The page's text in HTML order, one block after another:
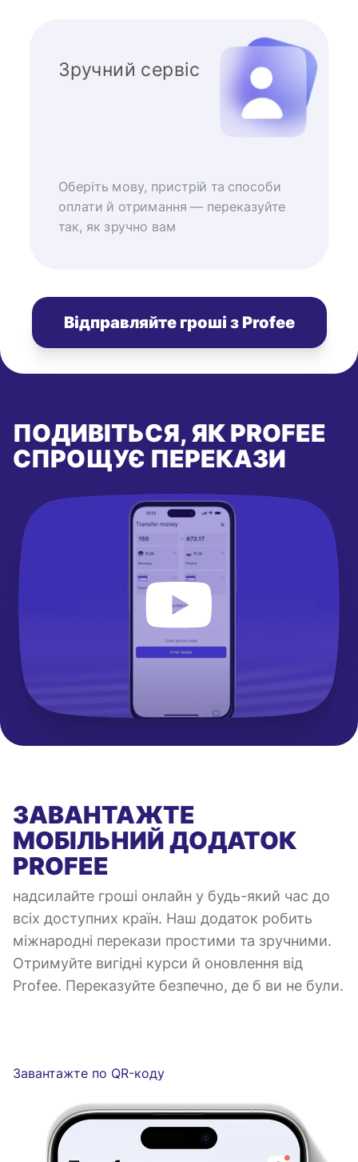
Зручний сервіс
Оберіть мову, пристрій та способи
оплати й отримання — переказуйте
так, як зручно вам
Відправляйте гроші з Profee
ПОДИВІТЬСЯ, ЯК PROFEE
СПРОЩУЄ ПЕРЕКАЗИ
ЗАВАНТАЖТЕ
МОБІЛЬНИЙ ДОДАТОК
PROFEE
надсилайте гроші онлайн у будь-який час до
всіх доступних країн. Наш додаток робить
міжнародні перекази простими та зручними.
Отримуйте вигідні курси й оновлення від
Profee. Переказуйте безпечно, де б ви не були.
Завантажте по QR-коду